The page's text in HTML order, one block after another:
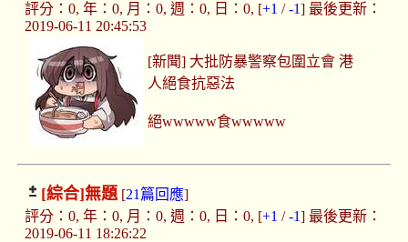
評分：0, 年：0, 月：0, 週：0, 日：0, [+1 /-1] 最後更新：
2019-06-11 20:45:53
[新聞] 大批防暴警察包圍立會 港
人絕食抗惡法
絕wwwww食wwwww
[綜合]無題[21篇回應]
評分：0, 年：0, 月：0, 週：0, 日：0, [+1 /-1] 最後更新：
2019-06-11 18:26:22